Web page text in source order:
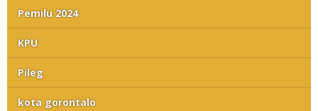
Pemilu 2024
KPU
Pileg
kota gorontalo